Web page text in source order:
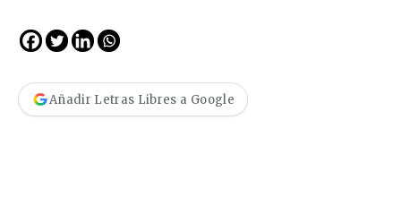
Añadir Letras Libres a Google